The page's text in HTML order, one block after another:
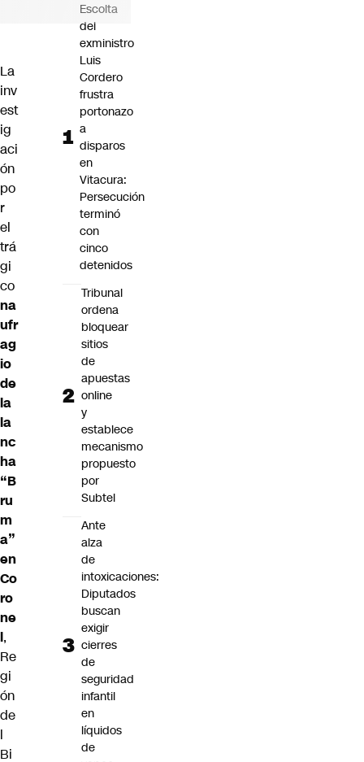
La
inv
est
ig
aci
ón
po
r
el
trá
gi
co
na
ufr
ag
io
de
la
la
nc
ha
“B
ru
m
a”
en
Co
ro
ne
l,
Re
gi
ón
de
l
Bi
Escolta
del
exministro
Luis
Cordero
frustra
portonazo
a
disparos
en
Vitacura:
Persecución
terminó
con
cinco
detenidos
Tribunal
ordena
bloquear
sitios
de
apuestas
online
y
establece
mecanismo
propuesto
por
Subtel
Ante
alza
de
intoxicaciones:
Diputados
buscan
exigir
cierres
de
seguridad
infantil
en
líquidos
de